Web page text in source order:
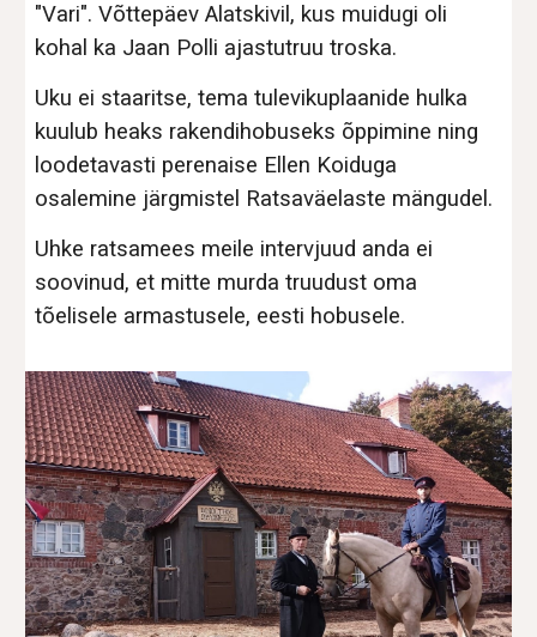
"Vari". Võttepäev Alatskivil, kus muidugi oli
kohal ka Jaan Polli ajastutruu troska.
Uku ei staaritse, tema tulevikuplaanide hulka
kuulub heaks rakendihobuseks õppimine ning
loodetavasti perenaise Ellen Koiduga
osalemine järgmistel Ratsaväelaste mängudel.
Uhke ratsamees meile intervjuud anda ei
soovinud, et mitte murda truudust oma
tõelisele armastusele, eesti hobusele.